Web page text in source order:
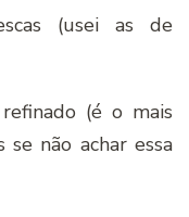
(usei as de
(é o mais
se não achar essa